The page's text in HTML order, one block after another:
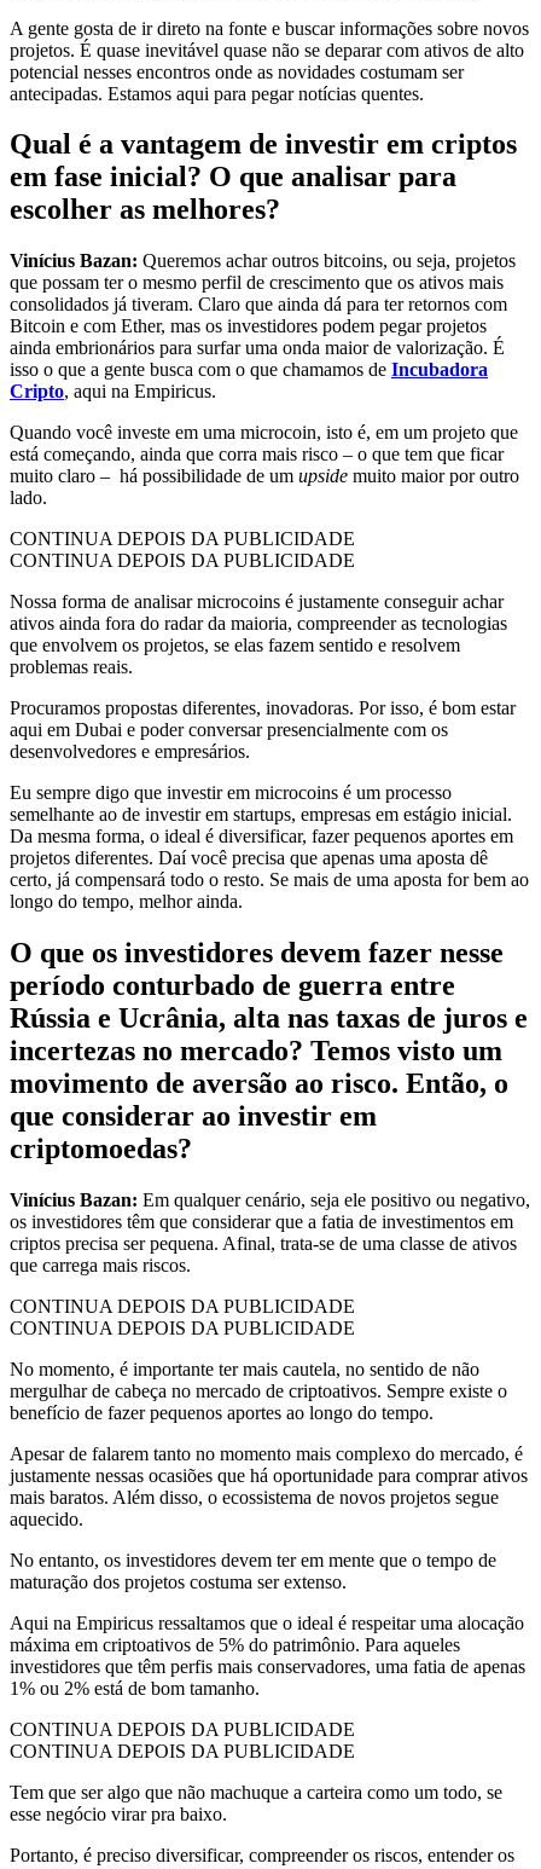
A gente gosta de ir direto na fonte e buscar informações sobre novos
projetos. É quase inevitável quase não se deparar com ativos de alto
potencial nesses encontros onde as novidades costumam ser
antecipadas. Estamos aqui para pegar notícias quentes.
Qual é a vantagem de investir em criptos
em fase inicial? O que analisar para
escolher as melhores?
Vinícius Bazan: Queremos achar outros bitcoins, ou seja, projetos
que possam ter o mesmo perfil de crescimento que os ativos mais
consolidados já tiveram. Claro que ainda dá para ter retornos com
Bitcoin e com Ether, mas os investidores podem pegar projetos
ainda embrionários para surfar uma onda maior de valorização. É
isso o que a gente busca com o que chamamos de Incubadora
Cripto, aqui na Empiricus.
Quando você investe em uma microcoin, isto é, em um projeto que
está começando, ainda que corra mais risco – o que tem que ficar
muito claro – há possibilidade de um upside muito maior por outro
lado.
CONTINUA DEPOIS DA PUBLICIDADE
CONTINUA DEPOIS DA PUBLICIDADE
Nossa forma de analisar microcoins é justamente conseguir achar
ativos ainda fora do radar da maioria, compreender as tecnologias
que envolvem os projetos, se elas fazem sentido e resolvem
problemas reais.
Procuramos propostas diferentes, inovadoras. Por isso, é bom estar
aqui em Dubai e poder conversar presencialmente com os
desenvolvedores e empresários.
Eu sempre digo que investir em microcoins é um processo
semelhante ao de investir em startups, empresas em estágio inicial.
Da mesma forma, o ideal é diversificar, fazer pequenos aportes em
projetos diferentes. Daí você precisa que apenas uma aposta dê
certo, já compensará todo o resto. Se mais de uma aposta for bem ao
longo do tempo, melhor ainda.
O que os investidores devem fazer nesse
período conturbado de guerra entre
Rússia e Ucrânia, alta nas taxas de juros e
incertezas no mercado? Temos visto um
movimento de aversão ao risco. Então, o
que considerar ao investir em
criptomoedas?
Vinícius Bazan: Em qualquer cenário, seja ele positivo ou negativo,
os investidores têm que considerar que a fatia de investimentos em
criptos precisa ser pequena. Afinal, trata-se de uma classe de ativos
que carrega mais riscos.
CONTINUA DEPOIS DA PUBLICIDADE
CONTINUA DEPOIS DA PUBLICIDADE
No momento, é importante ter mais cautela, no sentido de não
mergulhar de cabeça no mercado de criptoativos. Sempre existe o
benefício de fazer pequenos aportes ao longo do tempo.
Apesar de falarem tanto no momento mais complexo do mercado, é
justamente nessas ocasiões que há oportunidade para comprar ativos
mais baratos. Além disso, o ecossistema de novos projetos segue
aquecido.
No entanto, os investidores devem ter em mente que o tempo de
maturação dos projetos costuma ser extenso.
Aqui na Empiricus ressaltamos que o ideal é respeitar uma alocação
máxima em criptoativos de 5% do patrimônio. Para aqueles
investidores que têm perfis mais conservadores, uma fatia de apenas
1% ou 2% está de bom tamanho.
CONTINUA DEPOIS DA PUBLICIDADE
CONTINUA DEPOIS DA PUBLICIDADE
Tem que ser algo que não machuque a carteira como um todo, se
esse negócio virar pra baixo.
Portanto, é preciso diversificar, compreender os riscos, entender os